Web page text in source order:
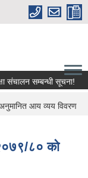
संचालन सम्बन्धी सूचना!
आय व्यय विवरण
८० काे